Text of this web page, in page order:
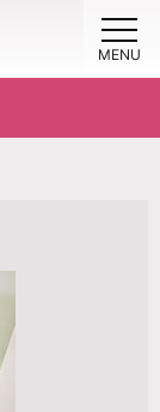
MENU